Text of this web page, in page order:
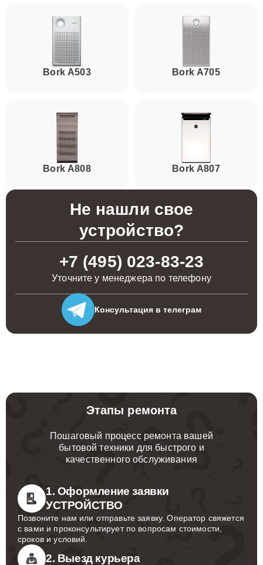
Bork А503 Bork А705
Bork А808 Bork А807
Не нашли свое
устройство?
+7 (495) 023-83-23
Уточните у менеджера по телефону
Консультация в телеграм
Этапы ремонта
Пошаговый процесс ремонта вашей
бытовой техники для быстрого и
качественного обслуживания
1. Оформление заявки
УСТРОЙСТВО
Позвоните нам или отправьте заявку. Оператор свяжется
с вами и проконсультирует по вопросам стоимости,
сроков и условий.
2. Выезд курьера